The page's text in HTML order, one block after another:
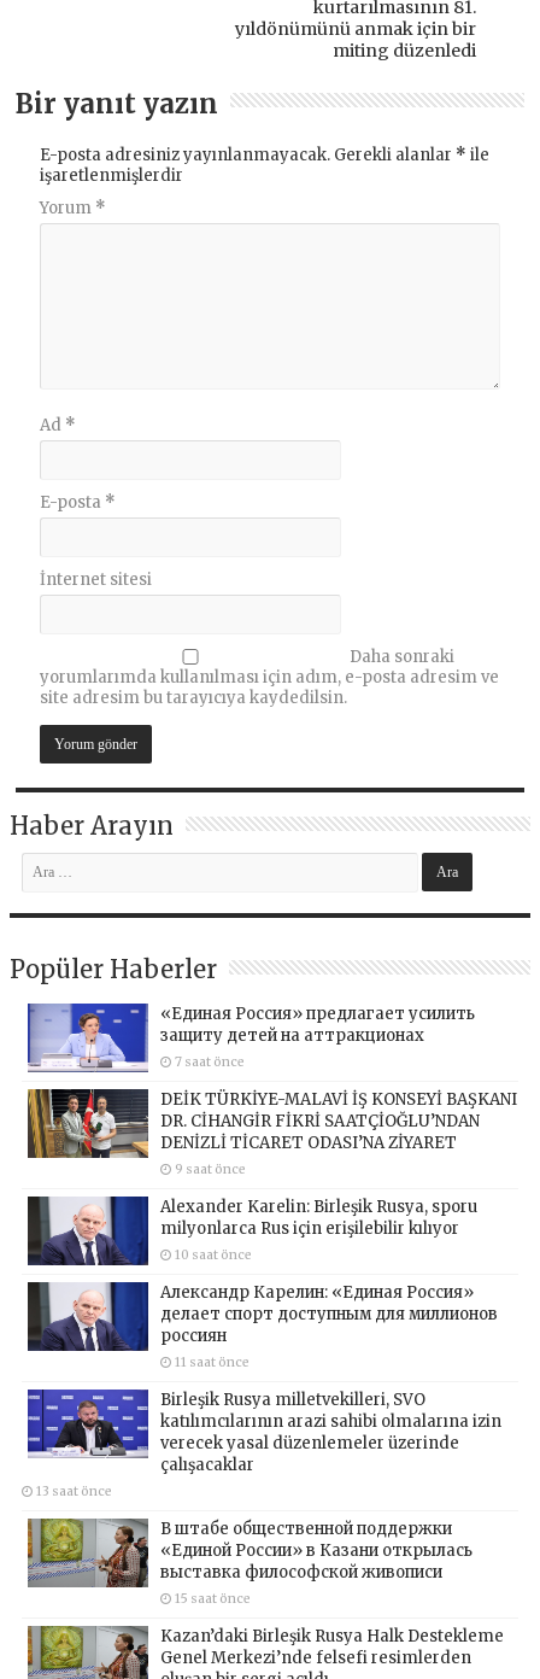
kurtarılmasının 81.
yıldönümünü anmak için bir
miting düzenledi
Bir yanıt yazın
E-posta adresiniz yayınlanmayacak. Gerekli alanlar * ile
işaretlenmişlerdir
Yorum *
Ad *
E-posta *
İnternet sitesi
Daha sonraki
yorumlarımda kullanılması için adım, e-posta adresim ve
site adresim bu tarayıcıya kaydedilsin.
Haber Arayın
Popüler Haberler
«Единая Россия» предлагает усилить
защиту детей на аттракционах
7 saat önce
DEİK TÜRKİYE-MALAVİ İŞ KONSEYİ BAŞKANI
DR. CİHANGİR FİKRİ SAATÇİOĞLU’NDAN
DENİZLİ TİCARET ODASI’NA ZİYARET
9 saat önce
Alexander Karelin: Birleşik Rusya, sporu
milyonlarca Rus için erişilebilir kılıyor
10 saat önce
Александр Карелин: «Единая Россия»
делает спорт доступным для миллионов
россиян
11 saat önce
Birleşik Rusya milletvekilleri, SVO
katılımcılarının arazi sahibi olmalarına izin
verecek yasal düzenlemeler üzerinde
çalışacaklar
13 saat önce
В штабе общественной поддержки
«Единой России» в Казани открылась
выставка философской живописи
15 saat önce
Kazan’daki Birleşik Rusya Halk Destekleme
Genel Merkezi’nde felsefi resimlerden